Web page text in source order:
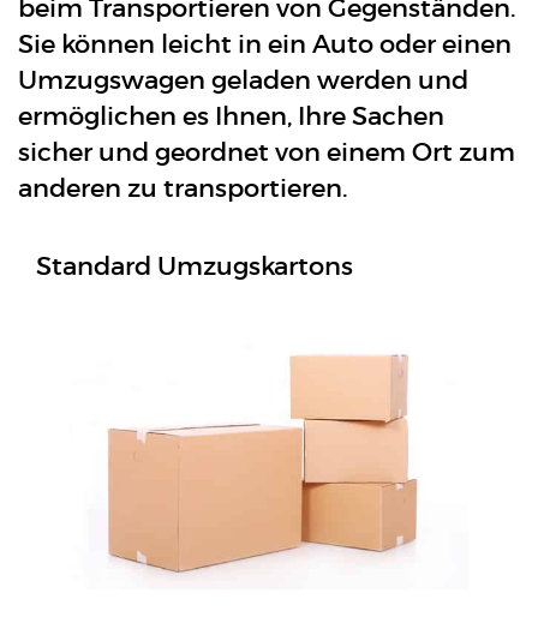
beim Transportieren von Gegenständen.
Sie können leicht in ein Auto oder einen
Umzugswagen geladen werden und
ermöglichen es Ihnen, Ihre Sachen
sicher und geordnet von einem Ort zum
anderen zu transportieren.
Standard Umzugskartons